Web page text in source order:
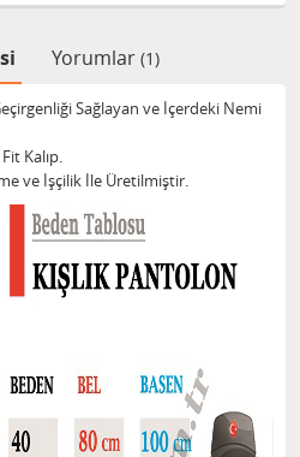
Yorumlar (1)
Sağlayan ve İçerdeki Nemi
Kalıp.
ve İşçilik İle Üretilmiştir.